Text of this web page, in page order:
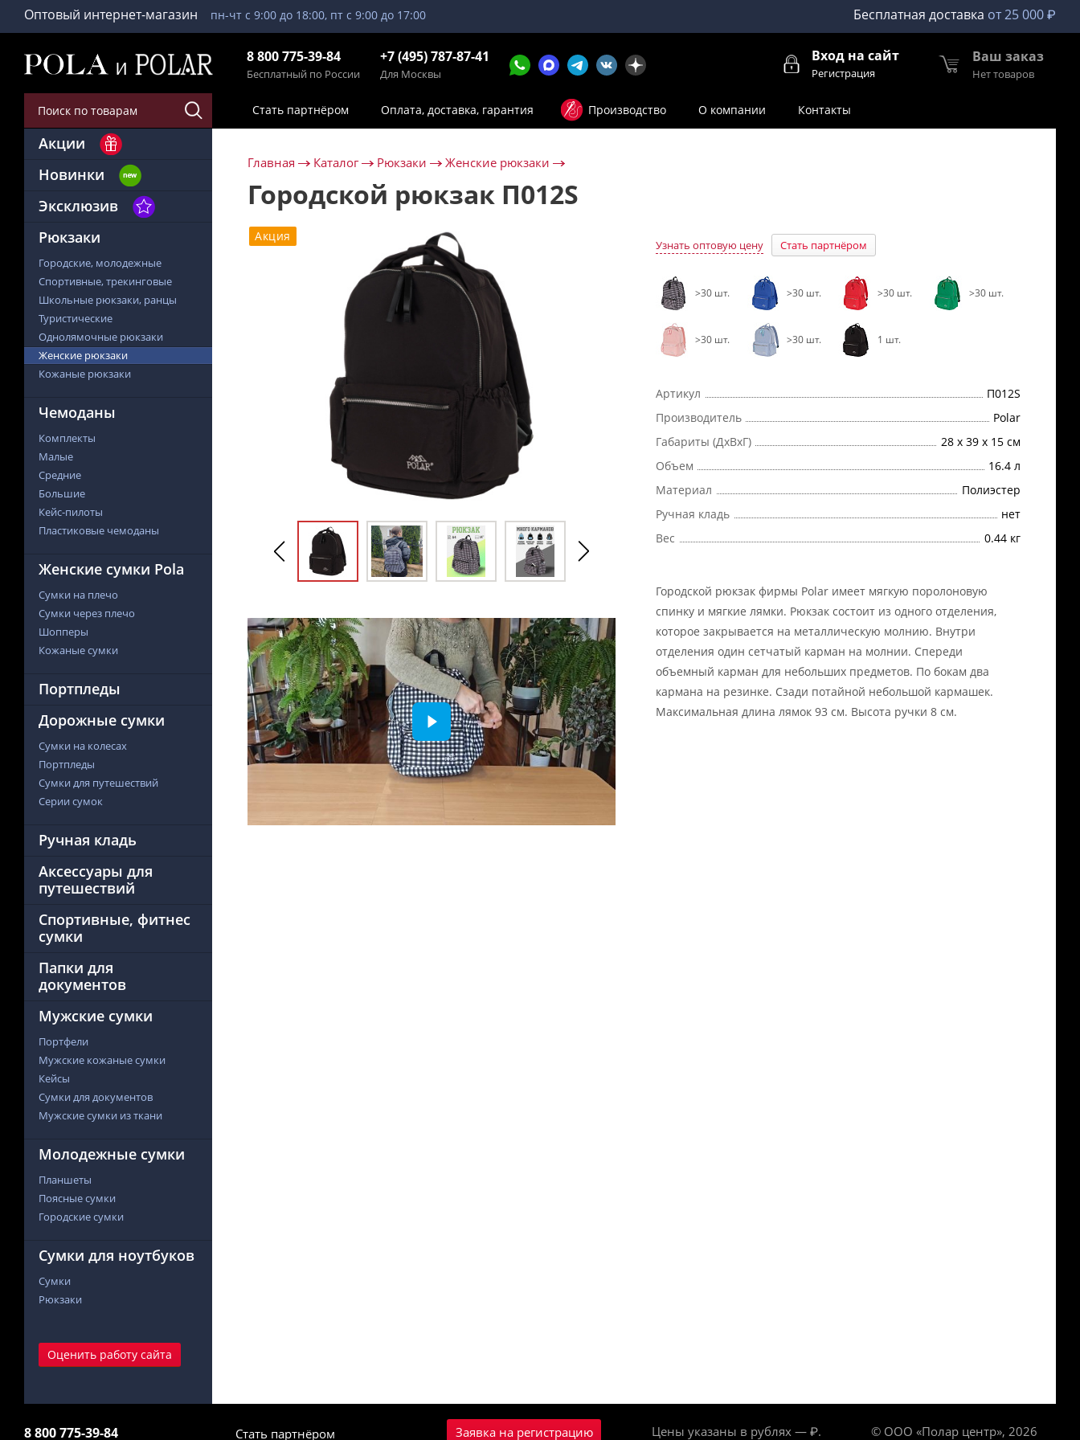
Оптовый интернет-магазин пн-чт с 9:00 до 18:00, пт с 9:00 до 17:00 Бесплатная доставка от 25 000 ₽
8 800 775-39-84
Бесплатный по России
+7 (495) 787-87-41
Для Москвы
Вход на сайт
Регистрация
Ваш заказ
Нет товаров
Стать партнёром Оплата, доставка, гарантия Производство О компании Контакты
Акции
Новинки
Эксклюзив
Рюкзаки
Городские, молодежные
Спортивные, трекинговые
Школьные рюкзаки, ранцы
Туристические
Однолямочные рюкзаки
Женские рюкзаки
Кожаные рюкзаки
Чемоданы
Комплекты
Малые
Средние
Большие
Кейс-пилоты
Пластиковые чемоданы
Женские сумки Pola
Сумки на плечо
Сумки через плечо
Шопперы
Кожаные сумки
Портпледы
Дорожные сумки
Сумки на колесах
Портпледы
Сумки для путешествий
Серии сумок
Ручная кладь
Аксессуары для
путешествий
Спортивные, фитнес
сумки
Папки для
документов
Мужские сумки
Портфели
Мужские кожаные сумки
Кейсы
Сумки для документов
Мужские сумки из ткани
Молодежные сумки
Планшеты
Поясные сумки
Городские сумки
Сумки для ноутбуков
Сумки
Рюкзаки
Оценить работу сайта
Главная Каталог Рюкзаки Женские рюкзаки
Городской рюкзак П012S
Акция
Узнать оптовую цену Стать партнёром
>30 шт. >30 шт. >30 шт. >30 шт.
>30 шт. >30 шт. 1 шт.
Артикул
П012S
Производитель
Polar
Габариты (ДхВхГ)
28 х 39 х 15 см
Объем
16.4 л
Материал
Полиэстер
Ручная кладь
нет
Вес
0.44 кг
Городской рюкзак фирмы Polar имеет мягкую поролоновую
спинку и мягкие лямки. Рюкзак состоит из одного отделения,
которое закрывается на металлическую молнию. Внутри
отделения один сетчатый карман на молнии. Спереди
объемный карман для небольших предметов. По бокам два
кармана на резинке. Сзади потайной небольшой кармашек.
Максимальная длина лямок 93 см. Высота ручки 8 см.
8 800 775-39-84 Стать партнёром Заявка на регистрацию Цены указаны в рублях — ₽. © ООО «Полар центр», 2026